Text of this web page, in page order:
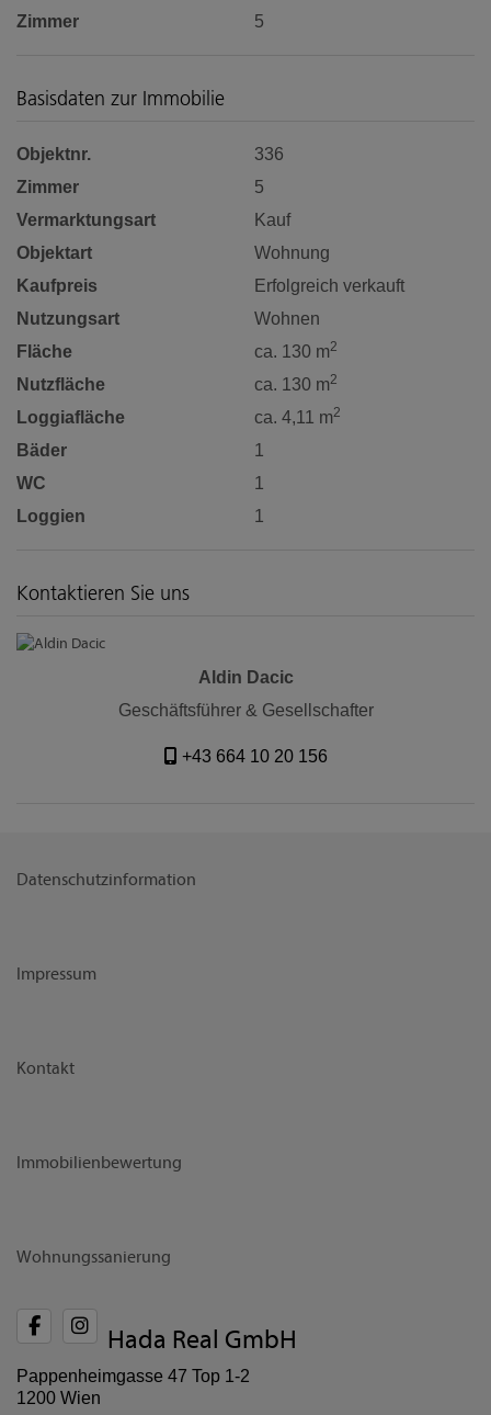
Zimmer 5
Basisdaten zur Immobilie
Objektnr.
336
Zimmer
5
Vermarktungsart
Kauf
Objektart
Wohnung
Kaufpreis
Erfolgreich verkauft
Nutzungsart
Wohnen
Fläche
ca. 130 m2
Nutzfläche ca. 130 m2
Loggiafläche ca. 4,11 m2
Bäder
1
WC
1
Loggien
1
Kontaktieren Sie uns
Aldin Dacic
Geschäftsführer & Gesellschafter
+43 664 10 20 156
Datenschutzinformation
Impressum
Kontakt
Immobilienbewertung
Wohnungssanierung
Hada Real GmbH
Pappenheimgasse 47 Top 1-2
1200 Wien